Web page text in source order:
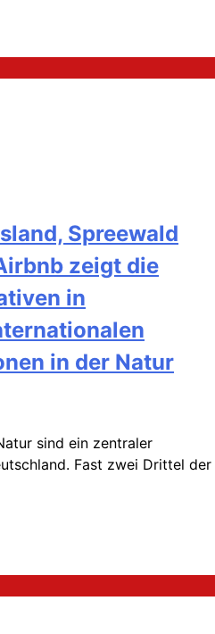
Spreewald
zeigt die
in
in der Natur
sind ein zentraler
Fast zwei Drittel der